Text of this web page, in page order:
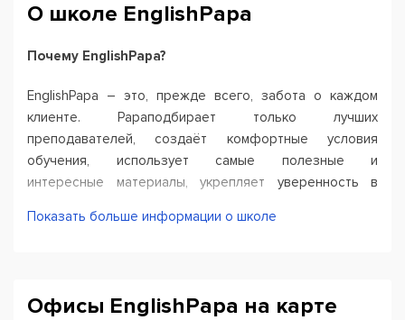
О школе EnglishPapa
Почему EnglishPapa?
EnglishPapa – это, прежде всего, забота о каждом
клиенте. Papaподбирает только лучших
преподавателей, создаёт комфортные условия
обучения, использует самые полезные и
интересные материалы, укрепляет уверенность в
помогает в достижении целей.
максимум разговорной практики. В программу
Показать больше информации о школе
Офисы EnglishPapa на карте